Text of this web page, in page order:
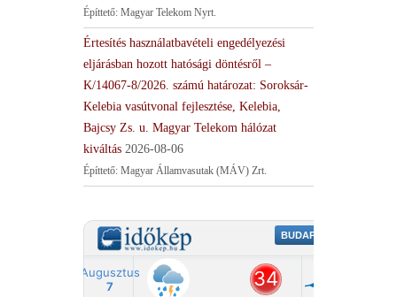
Építtető: Magyar Telekom Nyrt.
Értesítés használatbavételi engedélyezési
eljárásban hozott hatósági döntésről –
K/14067-8/2026. számú határozat: Soroksár-
Kelebia vasútvonal fejlesztése, Kelebia,
Bajcsy Zs. u. Magyar Telekom hálózat
kiváltás 2026-08-06
Építtető: Magyar Államvasutak (MÁV) Zrt.